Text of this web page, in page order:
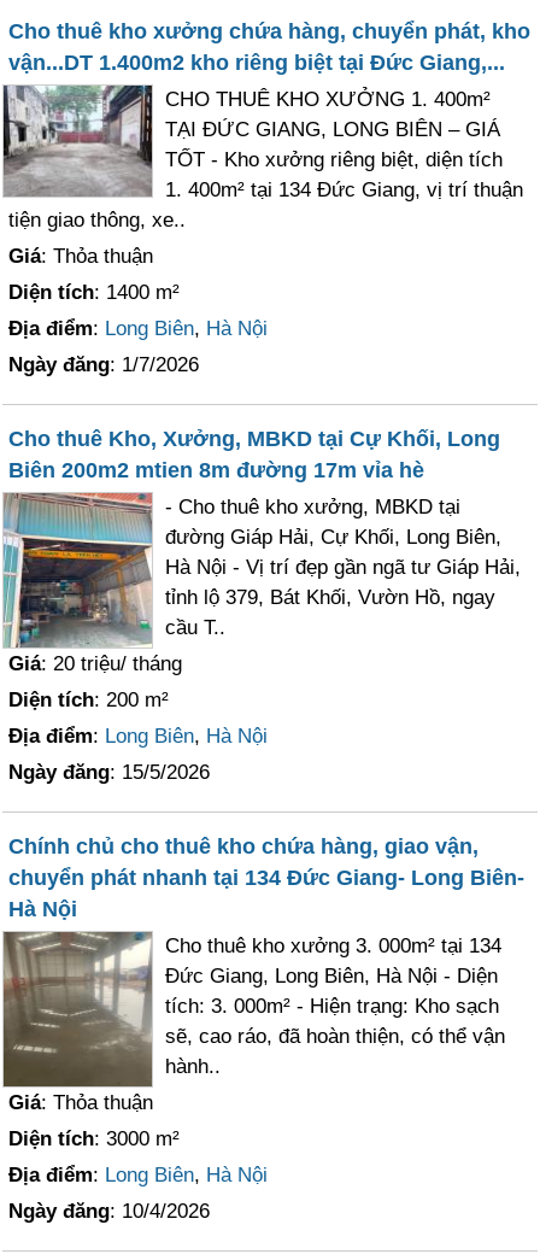
Cho thuê kho xưởng chứa hàng, chuyển phát, kho
vận...DT 1.400m2 kho riêng biệt tại Đức Giang,...
CHO THUÊ KHO XƯỞNG 1. 400m²
TẠI ĐỨC GIANG, LONG BIÊN – GIÁ
TỐT - Kho xưởng riêng biệt, diện tích
1. 400m² tại 134 Đức Giang, vị trí thuận
tiện giao thông, xe..
Giá: Thỏa thuận
Diện tích: 1400 m²
Địa điểm: Long Biên, Hà Nội
Ngày đăng: 1/7/2026
Cho thuê Kho, Xưởng, MBKD tại Cự Khối, Long
Biên 200m2 mtien 8m đường 17m vỉa hè
- Cho thuê kho xưởng, MBKD tại
đường Giáp Hải, Cự Khối, Long Biên,
Hà Nội - Vị trí đẹp gần ngã tư Giáp Hải,
tỉnh lộ 379, Bát Khối, Vườn Hồ, ngay
cầu T..
Giá: 20 triệu/ tháng
Diện tích: 200 m²
Địa điểm: Long Biên, Hà Nội
Ngày đăng: 15/5/2026
Chính chủ cho thuê kho chứa hàng, giao vận,
chuyển phát nhanh tại 134 Đức Giang- Long Biên-
Hà Nội
Cho thuê kho xưởng 3. 000m² tại 134
Đức Giang, Long Biên, Hà Nội - Diện
tích: 3. 000m² - Hiện trạng: Kho sạch
sẽ, cao ráo, đã hoàn thiện, có thể vận
hành..
Giá: Thỏa thuận
Diện tích: 3000 m²
Địa điểm: Long Biên, Hà Nội
Ngày đăng: 10/4/2026